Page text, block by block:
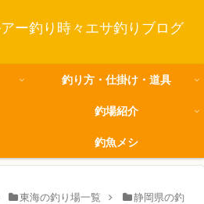
ー釣り時々エサ釣りブログ
釣り方・仕掛け・道具
釣場紹介
釣魚メシ
東海の釣り場一覧
静岡県の釣